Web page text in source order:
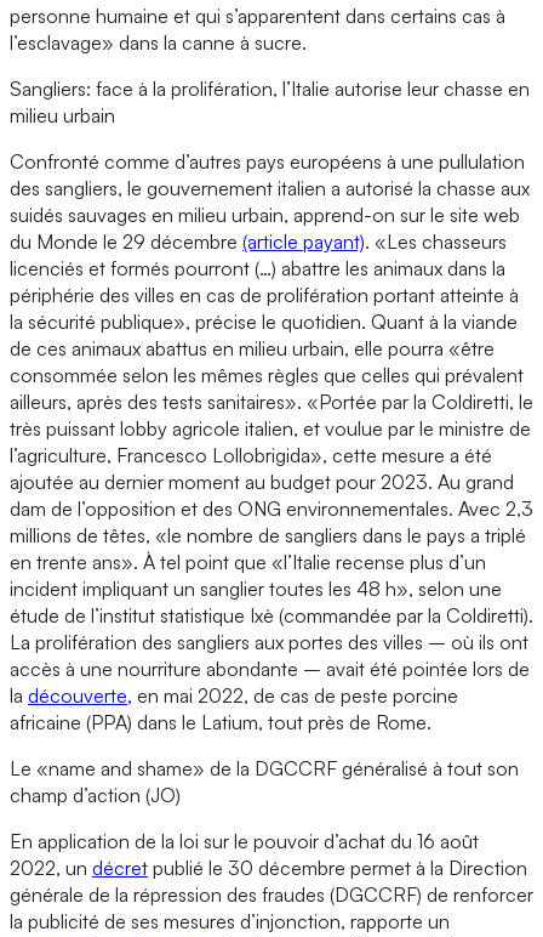
personne humaine et qui s’apparentent dans certains cas à
l’esclavage» dans la canne à sucre.
Sangliers: face à la prolifération, l’Italie autorise leur chasse en
milieu urbain
Confronté comme d’autres pays européens à une pullulation
des sangliers, le gouvernement italien a autorisé la chasse aux
suidés sauvages en milieu urbain, apprend-on sur le site web
du Monde le 29 décembre (article payant). «Les chasseurs
licenciés et formés pourront (…) abattre les animaux dans la
périphérie des villes en cas de prolifération portant atteinte à
la sécurité publique», précise le quotidien. Quant à la viande
de ces animaux abattus en milieu urbain, elle pourra «être
consommée selon les mêmes règles que celles qui prévalent
ailleurs, après des tests sanitaires». «Portée par la Coldiretti, le
très puissant lobby agricole italien, et voulue par le ministre de
l’agriculture, Francesco Lollobrigida», cette mesure a été
ajoutée au dernier moment au budget pour 2023. Au grand
dam de l’opposition et des ONG environnementales. Avec 2,3
millions de têtes, «le nombre de sangliers dans le pays a triplé
en trente ans». À tel point que «l’Italie recense plus d’un
incident impliquant un sanglier toutes les 48 h», selon une
étude de l’institut statistique Ixè (commandée par la Coldiretti).
La prolifération des sangliers aux portes des villes – où ils ont
accès à une nourriture abondante – avait été pointée lors de
la découverte, en mai 2022, de cas de peste porcine
africaine (PPA) dans le Latium, tout près de Rome.
Le «name and shame» de la DGCCRF généralisé à tout son
champ d’action (JO)
En application de la loi sur le pouvoir d’achat du 16 août
2022, un décret publié le 30 décembre permet à la Direction
générale de la répression des fraudes (DGCCRF) de renforcer
la publicité de ses mesures d’injonction, rapporte un